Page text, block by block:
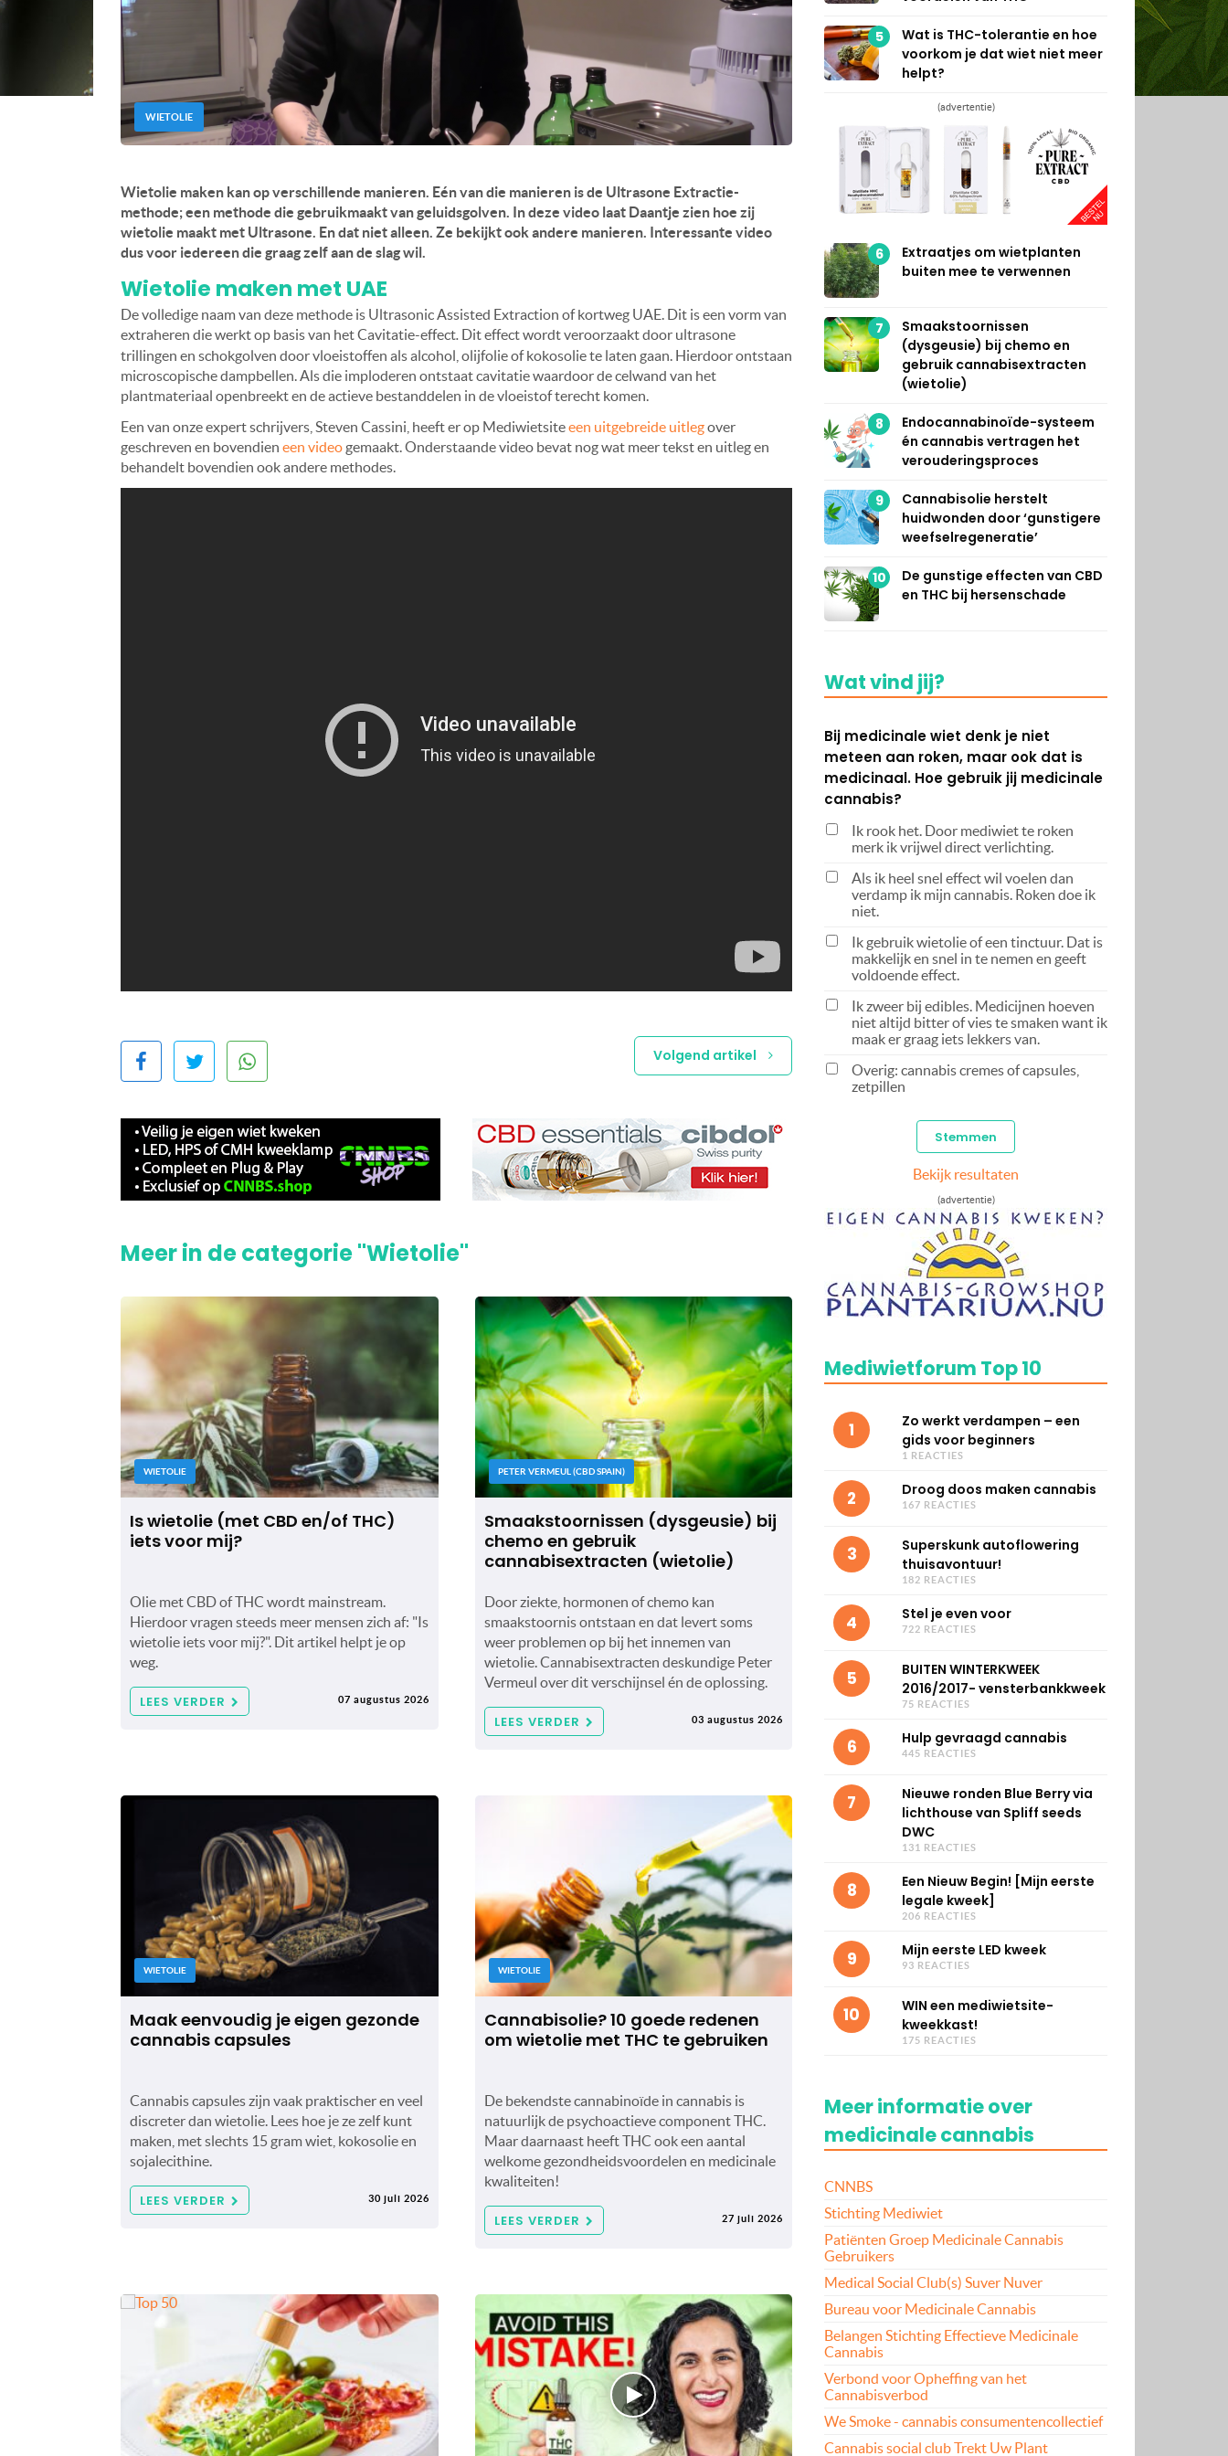
WIETOLIE
Wietolie maken kan op verschillende manieren. Eén van die manieren is de Ultrasone Extractie-
methode; een methode die gebruikmaakt van geluidsgolven. In deze video laat Daantje zien hoe zij
wietolie maakt met Ultrasone. En dat niet alleen. Ze bekijkt ook andere manieren. Interessante video
dus voor iedereen die graag zelf aan de slag wil.
Wietolie maken met UAE
De volledige naam van deze methode is Ultrasonic Assisted Extraction of kortweg UAE. Dit is een vorm van
extraheren die werkt op basis van het Cavitatie-effect. Dit effect wordt veroorzaakt door ultrasone
trillingen en schokgolven door vloeistoffen als alcohol, olijfolie of kokosolie te laten gaan. Hierdoor ontstaan
microscopische dampbellen. Als die imploderen ontstaat cavitatie waardoor de celwand van het
plantmateriaal openbreekt en de actieve bestanddelen in de vloeistof terecht komen.
Een van onze expert schrijvers, Steven Cassini, heeft er op Mediwietsiteeen uitgebreide uitlegover
geschreven en bovendien een video gemaakt. Onderstaande video bevat nog wat meer tekst en uitleg en
behandelt bovendien ook andere methodes.
Volgend artikel
Meer in de categorie "Wietolie"
WIETOLIE
Is wietolie (met CBD en/of THC)
iets voor mij?
Olie met CBD of THC wordt mainstream.
Hierdoor vragen steeds meer mensen zich af: "Is
wietolie iets voor mij?". Dit artikel helpt je op
weg.
LEES VERDER 07 augustus 2026
PETER VERMEUL (CBD SPAIN)
Smaakstoornissen (dysgeusie) bij
chemo en gebruik
cannabisextracten (wietolie)
Door ziekte, hormonen of chemo kan
smaakstoornis ontstaan en dat levert soms
weer problemen op bij het innemen van
wietolie. Cannabisextracten deskundige Peter
Vermeul over dit verschijnsel én de oplossing.
LEES VERDER 03 augustus 2026
WIETOLIE
Maak eenvoudig je eigen gezonde
cannabis capsules
Cannabis capsules zijn vaak praktischer en veel
discreter dan wietolie. Lees hoe je ze zelf kunt
maken, met slechts 15 gram wiet, kokosolie en
sojalecithine.
LEES VERDER 30 juli 2026
WIETOLIE
Cannabisolie? 10 goede redenen
om wietolie met THC te gebruiken
De bekendste cannabinoïde in cannabis is
natuurlijk de psychoactieve component THC.
Maar daarnaast heeft THC ook een aantal
welkome gezondheidsvoordelen en medicinale
kwaliteiten!
LEES VERDER 27 juli 2026
5
Wat is THC-tolerantie en hoe
voorkom je dat wiet niet meer
helpt?
(advertentie)
6
Extraatjes om wietplanten
buiten mee te verwennen
7
Smaakstoornissen
(dysgeusie) bij chemo en
gebruik cannabisextracten
(wietolie)
8
Endocannabinoïde-systeem
én cannabis vertragen het
verouderingsproces
9
Cannabisolie herstelt
huidwonden door ‘gunstigere
weefselregeneratie’
10
De gunstige effecten van CBD
en THC bij hersenschade
Wat vind jij?
Bij medicinale wiet denk je niet
meteen aan roken, maar ook dat is
medicinaal. Hoe gebruik jij medicinale
cannabis?
Ik rook het. Door mediwiet te roken
merk ik vrijwel direct verlichting.
Als ik heel snel effect wil voelen dan
verdamp ik mijn cannabis. Roken doe ik
niet.
Ik gebruik wietolie of een tinctuur. Dat is
makkelijk en snel in te nemen en geeft
voldoende effect.
Ik zweer bij edibles. Medicijnen hoeven
niet altijd bitter of vies te smaken want ik
maak er graag iets lekkers van.
Overig: cannabis cremes of capsules,
zetpillen
Bekijk resultaten
(advertentie)
Mediwietforum Top 10
1
Zo werkt verdampen – een
gids voor beginners
1 REACTIES
2 Droog doos maken cannabis
167 REACTIES
3
Superskunk autoflowering
thuisavontuur!
182 REACTIES
4 Stel je even voor
722 REACTIES
5
BUITEN WINTERKWEEK
2016/2017- vensterbankkweek
75 REACTIES
6 Hulp gevraagd cannabis
445 REACTIES
7
Nieuwe ronden Blue Berry via
lichthouse van Spliff seeds
DWC
131 REACTIES
8
Een Nieuw Begin! [Mijn eerste
legale kweek]
206 REACTIES
9 Mijn eerste LED kweek
93 REACTIES
10
WIN een mediwietsite-
kweekkast!
175 REACTIES
Meer informatie over
medicinale cannabis
CNNBS
Stichting Mediwiet
Patiënten Groep Medicinale Cannabis
Gebruikers
Medical Social Club(s) Suver Nuver
Bureau voor Medicinale Cannabis
Belangen Stichting Effectieve Medicinale
Cannabis
Verbond voor Opheffing van het
Cannabisverbod
We Smoke - cannabis consumentencollectief
Cannabis social club Trekt Uw Plant